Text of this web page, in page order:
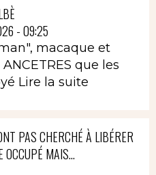
- 09:25
macaque et
que les
Lire la suite
PAS CHERCHÉ À LIBÉRER
MAIS...